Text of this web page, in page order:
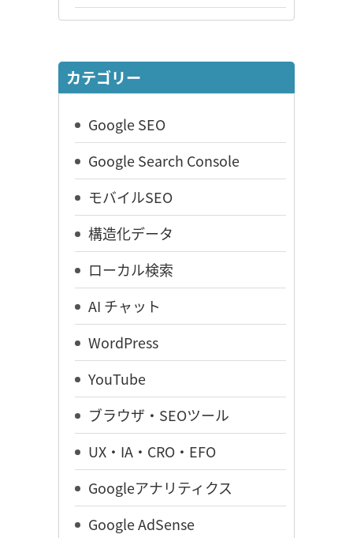
カテゴリー
Google SEO
Google Search Console
モバイルSEO
構造化データ
ローカル検索
AI チャット
WordPress
YouTube
ブラウザ・SEOツール
UX・IA・CRO・EFO
Googleアナリティクス
Google AdSense